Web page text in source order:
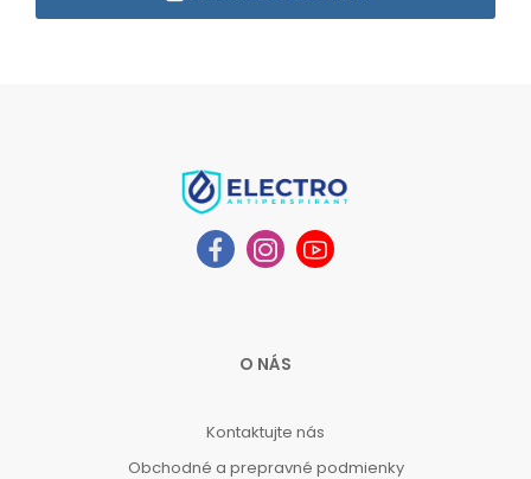
O NÁS
Kontaktujte nás
Obchodné a prepravné podmienky